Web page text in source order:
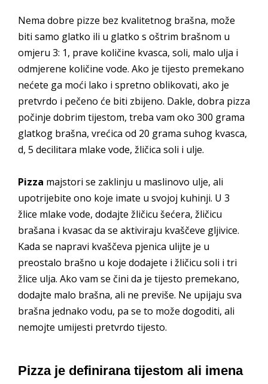
Nema dobre pizze bez kvalitetnog brašna, može
biti samo glatko ili u glatko s oštrim brašnom u
omjeru 3: 1, prave količine kvasca, soli, malo ulja i
odmjerene količine vode. Ako je tijesto premekano
nećete ga moći lako i spretno oblikovati, ako je
pretvrdo i pečeno će biti zbijeno. Dakle, dobra pizza
počinje dobrim tijestom, treba vam oko 300 grama
glatkog brašna, vrećica od 20 grama suhog kvasca,
d, 5 decilitara mlake vode, žličica soli i ulje.
Pizza majstori se zaklinju u maslinovo ulje, ali
upotrijebite ono koje imate u svojoj kuhinji. U 3
žlice mlake vode, dodajte žličicu šećera, žličicu
brašana i kvasac da se aktiviraju kvaščeve gljivice.
Kada se napravi kvaščeva pjenica ulijte je u
preostalo brašno u koje dodajete i žličicu soli i tri
žlice ulja. Ako vam se čini da je tijesto premekano,
dodajte malo brašna, ali ne previše. Ne upijaju sva
brašna jednako vodu, pa se to može dogoditi, ali
nemojte umijesti pretvrdo tijesto.
Pizza je definirana tijestom ali imena